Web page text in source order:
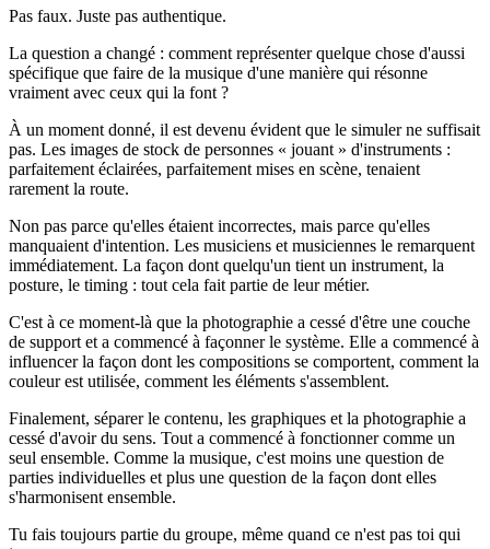
Pas faux. Juste pas authentique.
La question a changé : comment représenter quelque chose d'aussi
spécifique que faire de la musique d'une manière qui résonne
vraiment avec ceux qui la font ?
À un moment donné, il est devenu évident que le simuler ne suffisait
pas. Les images de stock de personnes « jouant » d'instruments :
parfaitement éclairées, parfaitement mises en scène, tenaient
rarement la route.
Non pas parce qu'elles étaient incorrectes, mais parce qu'elles
manquaient d'intention. Les musiciens et musiciennes le remarquent
immédiatement. La façon dont quelqu'un tient un instrument, la
posture, le timing : tout cela fait partie de leur métier.
C'est à ce moment-là que la photographie a cessé d'être une couche
de support et a commencé à façonner le système. Elle a commencé à
influencer la façon dont les compositions se comportent, comment la
couleur est utilisée, comment les éléments s'assemblent.
Finalement, séparer le contenu, les graphiques et la photographie a
cessé d'avoir du sens. Tout a commencé à fonctionner comme un
seul ensemble. Comme la musique, c'est moins une question de
parties individuelles et plus une question de la façon dont elles
s'harmonisent ensemble.
Tu fais toujours partie du groupe, même quand ce n'est pas toi qui